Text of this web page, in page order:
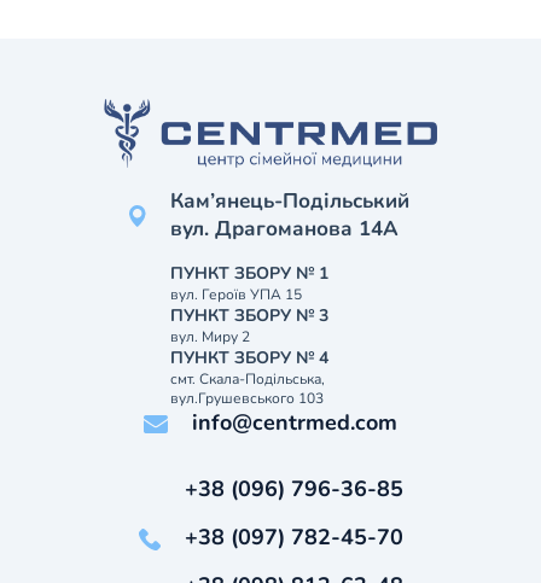
Кам’янець-Подільський
вул. Драгоманова 14А
ПУНКТ ЗБОРУ № 1
вул. Героїв УПА 15
ПУНКТ ЗБОРУ № 3
вул. Миру 2
ПУНКТ ЗБОРУ № 4
смт. Скала-Подільська,
вул.Грушевського 103
info@centrmed.com
+38 (096) 796-36-85
+38 (097) 782-45-70